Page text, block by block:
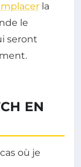
la
le
seront
EN
où je